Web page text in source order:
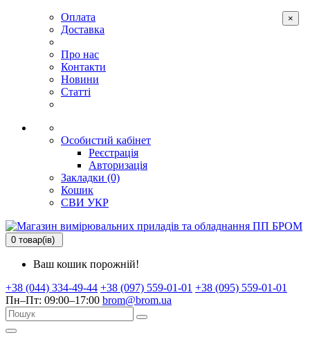
Оплата
Доставка
Про нас
Контакти
Новини
Статті
Особистий кабінет
Реєстрація
Авторизація
Закладки (0)
Кошик
СВИ УКР
0 товар(ів)
Ваш кошик порожній!
+38 (044) 334-49-44 +38 (097) 559-01-01 +38 (095) 559-01-01
Пн–Пт: 09:00–17:00 brom@brom.ua
×